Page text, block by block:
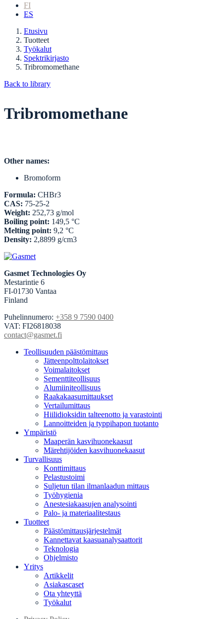
FI
ES
Etusivu
Tuotteet
Työkalut
Spektrikirjasto
Tribromomethane
Back to library
Tribromomethane
Other names:
Bromoform
Formula: CHBr3
CAS: 75-25-2
Weight: 252,73 g/mol
Boiling point: 149,5 °C
Melting point: 9,2 °C
Density: 2,8899 g/cm3
Gasmet Technologies Oy
Mestarintie 6
FI-01730 Vantaa
Finland
Puhelinnumero: +358 9 7590 0400
VAT: FI26818038
contact@gasmet.fi
Teollisuuden päästömittaus
Jätteenpolttolaitokset
Voimalaitokset
Sementtiteollisuus
Alumiiniteollisuus
Raakakaasumittaukset
Vertailumittaus
Hiilidioksidin talteenotto ja varastointi
Lannoitteiden ja typpihapon tuotanto
Ympäristö
Maaperän kasvihuonekaasut
Märehtijöiden kasvihuonekaasut
Turvallisuus
Konttimittaus
Pelastustoimi
Suljetun tilan ilmanlaadun mittaus
Työhygienia
Anestesiakaasujen analysointi
Palo- ja materiaalitestaus
Tuotteet
Päästömittausjärjestelmät
Kannettavat kaasuanalysaattorit
Teknologia
Ohjelmisto
Yritys
Artikkelit
Asiakascaset
Ota yhteyttä
Työkalut